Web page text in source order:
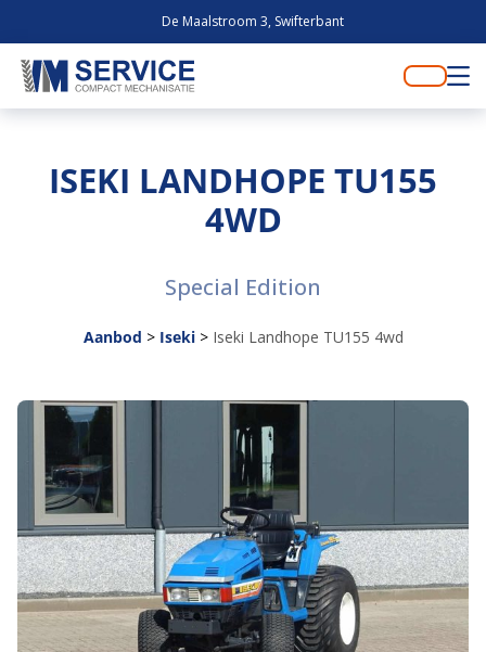
De Maalstroom 3, Swifterbant
ISEKI LANDHOPE TU155
4WD
Special Edition
Aanbod > Iseki> Iseki Landhope TU155 4wd